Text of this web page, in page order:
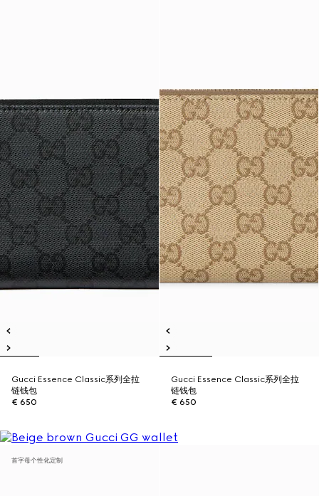
Gucci Essence Classic系列全拉
链钱包
€ 650
Gucci Essence Classic系列全拉
链钱包
€ 650
首字母个性化定制